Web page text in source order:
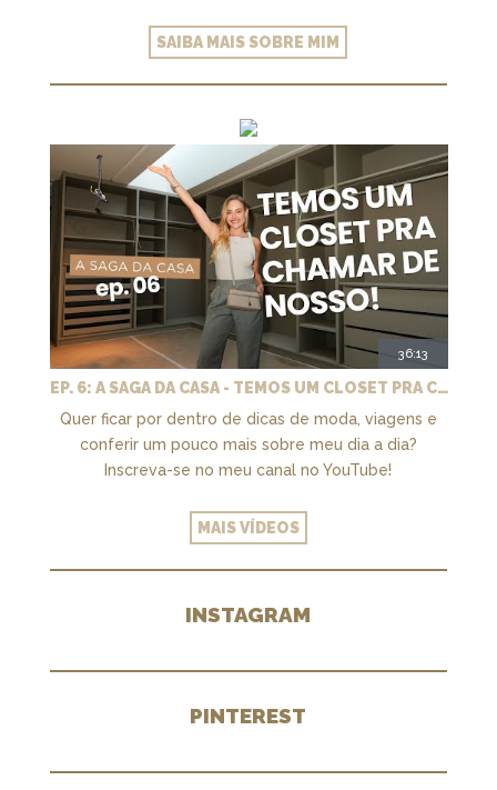
SAIBA MAIS SOBRE MIM
36:13
EP. 6: A SAGA DA CASA - TEMOS UM CLOSET PRA CHAMAR DE NOSSO + MARCENARIA E PAISAGISMO
Quer ficar por dentro de dicas de moda, viagens e
conferir um pouco mais sobre meu dia a dia?
Inscreva-se no meu canal no YouTube!
MAIS VÍDEOS
INSTAGRAM
PINTEREST